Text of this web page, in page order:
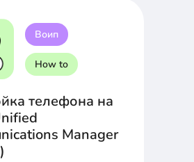
Воип
How to
телефона на
Manager